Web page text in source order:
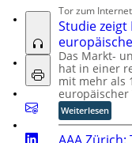
p
t
b
l
i
c
k
t
a
-
K
o
m
m
i
s
s
Tor zum Internet
Studie
Das Markt-
hat in einer
mit mehr als
Weiterlesen:
S
t